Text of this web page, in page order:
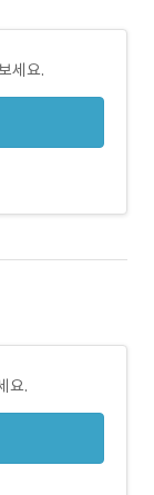
세요.
요.